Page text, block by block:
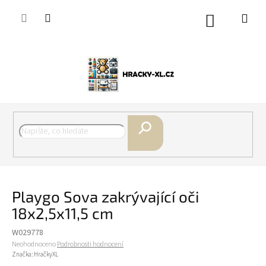
Nákupní
Playgo Sova zakrývající oči
18x2,5x11,5 cm
W029778
Průměrné
hodnocení
NeohodnocenoPodrobnosti hodnocení
Značka: HračkyXL